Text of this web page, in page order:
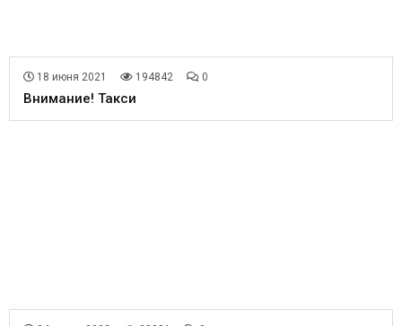
18 июня 2021 194842 0
Внимание! Такси